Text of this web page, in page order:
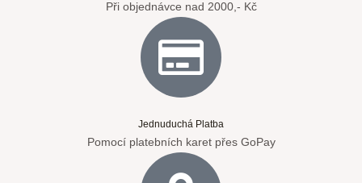
Při objednávce nad 2000,- Kč
Jednuduchá Platba
Pomocí platebních karet přes GoPay